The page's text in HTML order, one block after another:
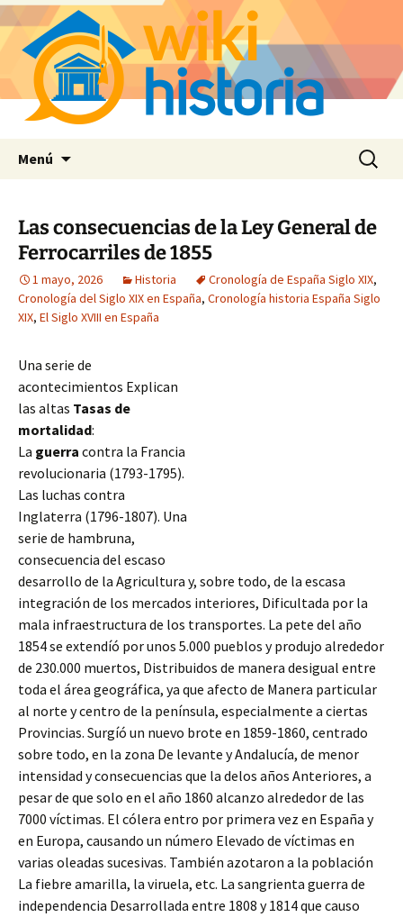
Menú Buscar:
Las consecuencias de la Ley General de
Ferrocarriles de 1855
1 mayo, 2026 Historia Cronología de España Siglo XIX,
Cronología del Siglo XIX en España, Cronología historia España Siglo
XIX, El Siglo XVIII en España
Una serie de
acontecimientos Explican
las altas Tasas de
mortalidad:
La guerra contra la Francia
revolucionaria (1793-1795).
Las luchas contra
Inglaterra (1796-1807). Una
serie de hambruna,
consecuencia del escaso
desarrollo de la Agricultura y, sobre todo, de la escasa
integración de los mercados interiores, Dificultada por la
mala infraestructura de los transportes. La pete del año
1854 se extendíó por unos 5.000 pueblos y produjo alrededor
de 230.000 muertos, Distribuidos de manera desigual entre
toda el área geográfica, ya que afecto de Manera particular
al norte y centro de la península, especialmente a ciertas
Provincias. Surgíó un nuevo brote en 1859-1860, centrado
sobre todo, en la zona De levante y Andalucía, de menor
intensidad y consecuencias que la delos años Anteriores, a
pesar de que solo en el año 1860 alcanzo alrededor de las
7000 víctimas. El cólera entro por primera vez en España y
en Europa, causando un número Elevado de víctimas en
varias oleadas sucesivas. También azotaron a la población
La fiebre amarilla, la viruela, etc. La sangrienta guerra de
independencia Desarrollada entre 1808 y 1814 que causo